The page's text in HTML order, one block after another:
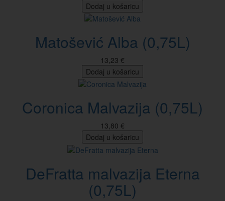
Dodaj u košaricu
Matošević Alba (0,75L)
13,23 €
Dodaj u košaricu
Coronica Malvazija (0,75L)
13,80 €
Dodaj u košaricu
DeFratta malvazija Eterna
(0,75L)